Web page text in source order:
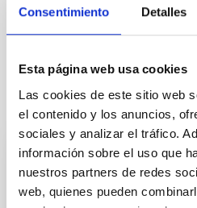
Consentimiento Detalles
Esta página web usa cookies
Las cookies de este sitio web
el contenido y los anuncios,
sociales y analizar el tráfico.
información sobre el uso que
nuestros partners de redes
web, quienes pueden
PS-2019-005 Bases
Te puede interesar
CONTRATO INDEFINIDO
Dos contratos -